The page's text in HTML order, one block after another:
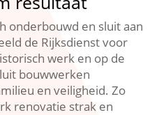
onderbouwd en sluit aan
de Rijksdienst voor
werk en op de
bouwwerken
en veiligheid.​ Zo
renovatie strak en